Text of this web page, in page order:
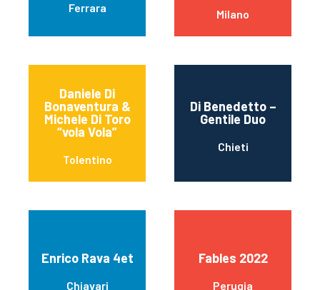
Ferrara Milano
Daniele Di
Bonaventura &
Michele Di Toro
“vola Vola”
Tolentino
Di Benedetto –
Gentile Duo
Chieti
Enrico Rava 4et
Chiavari
Fables 2022
Perugia